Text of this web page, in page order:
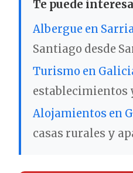
Te puede
Albergue en
Santiago desde
Turismo en
establecimientos
Alojamientos en
casas rurales y